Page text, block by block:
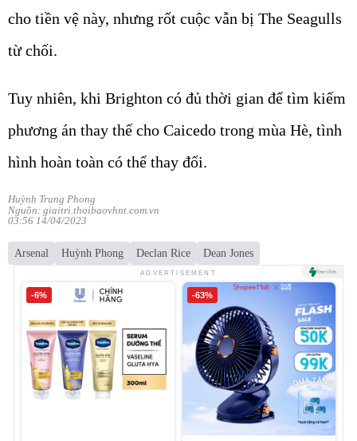
cho tiền vệ này, nhưng rốt cuộc vẫn bị The Seagulls
từ chối.
Tuy nhiên, khi Brighton có đủ thời gian để tìm kiếm
phương án thay thế cho Caicedo trong mùa Hè, tình
hình hoàn toàn có thể thay đổi.
Huỳnh Trung Phong
Nguồn: giaitri.thoibaovhnt.com.vn
03:56 14/04/2023
Arsenal Huỳnh Phong Declan Rice Dean Jones
ADVERTISEMENT
-6% -63%